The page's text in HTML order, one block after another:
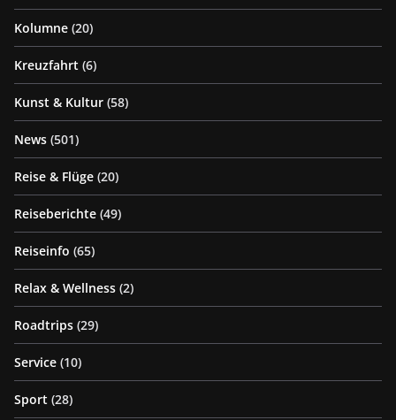
Kolumne (20)
Kreuzfahrt (6)
Kunst & Kultur (58)
News (501)
Reise & Flüge (20)
Reiseberichte (49)
Reiseinfo (65)
Relax & Wellness (2)
Roadtrips (29)
Service (10)
Sport (28)